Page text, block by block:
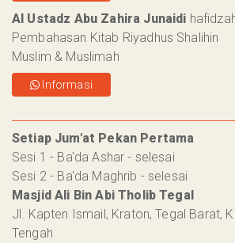
Al Ustadz Abu Zahira Junaidi
Pembahasan Kitab Riyadhus Shalihin
Muslim & Muslimah
Informasi
Setiap Jum'at Pekan Pertama
Sesi 1 - Ba'da Ashar - selesai
Sesi 2 - Ba'da Maghrib - selesai
Masjid Ali Bin Abi Tholib Tegal
Jl. Kapten Ismail, Kraton, Tegal Barat,
Tengah